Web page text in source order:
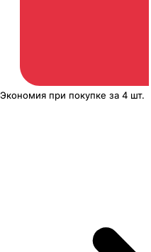
Экономия при покупке за 4 шт.